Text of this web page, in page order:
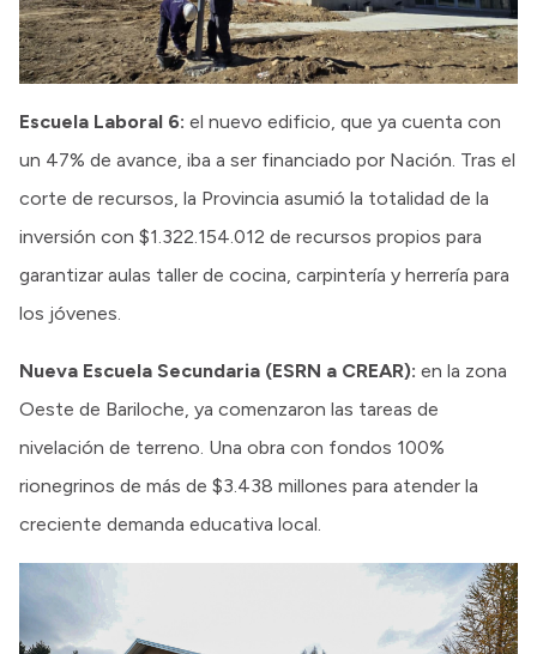
Escuela Laboral 6: el nuevo edificio, que ya cuenta con
un 47% de avance, iba a ser financiado por Nación. Tras el
corte de recursos, la Provincia asumió la totalidad de la
inversión con $1.322.154.012 de recursos propios para
garantizar aulas taller de cocina, carpintería y herrería para
los jóvenes.
Nueva Escuela Secundaria (ESRN a CREAR): en la zona
Oeste de Bariloche, ya comenzaron las tareas de
nivelación de terreno. Una obra con fondos 100%
rionegrinos de más de $3.438 millones para atender la
creciente demanda educativa local.